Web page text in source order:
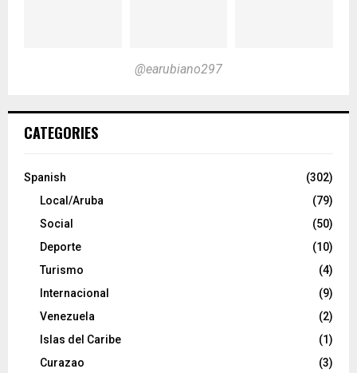
@earubiano297
CATEGORIES
Spanish
(302)
Local/Aruba
(79)
Social
(50)
Deporte
(10)
Turismo
(4)
Internacional
(9)
Venezuela
(2)
Islas del Caribe
(1)
Curazao
(3)